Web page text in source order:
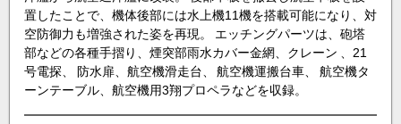
置したことで、機体後部には水上機11機を搭載可能になり、対
空防御力も増強された姿を再現。 エッチングパーツは、砲塔
部などの各種手摺り、煙突部雨水カバー金網、クレーン 、21
号電探、 防水扉、航空機滑走台、 航空機運搬台車、 航空機タ
ーンテーブル、航空機用3翔プロペラなどを収録。